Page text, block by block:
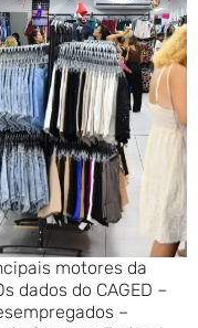
motores da
dados do CAGED –
–